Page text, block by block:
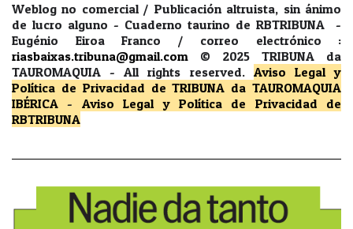
Weblog no comercial / Publicación altruista, sin ánimo
de lucro alguno - Cuaderno taurino de RBTRIBUNA -
Eugénio Eiroa Franco / correo electrónico :
riasbaixas.tribuna@gmail.com
© 2025 TRIBUNA da
TAUROMAQUIA -All rights reserved. Aviso Legal y
Política de Privacidad de TRIBUNA da TAUROMAQUIA
IBÉRICA - Aviso Legal y Política de Privacidad
de
RBTRIBUNA